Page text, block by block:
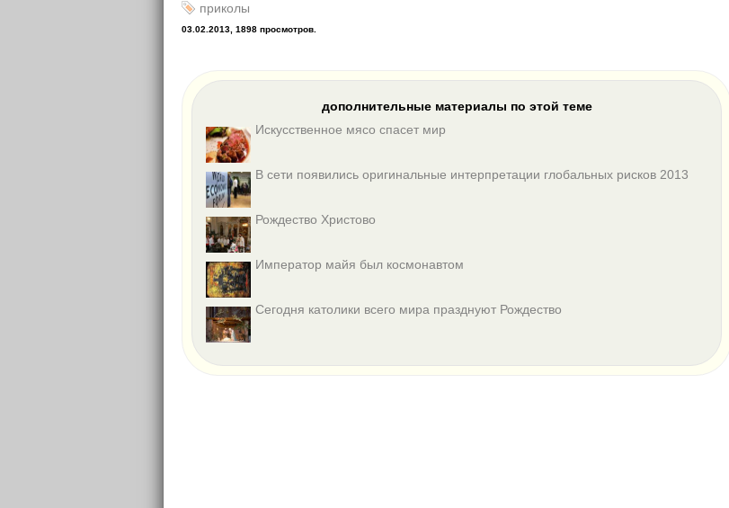
приколы
03.02.2013, 1898 просмотров.
дополнительные материалы по этой теме
Искусственное мясо спасет мир
В сети появились оригинальные интерпретации глобальных рисков 2013
Рождество Христово
Император майя был космонавтом
Сегодня католики всего мира празднуют Рождество